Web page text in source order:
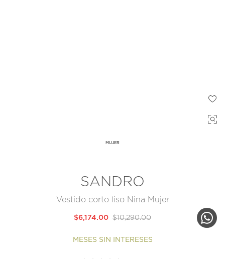
MUJER
SANDRO
Vestido corto liso Nina Mujer
$10,290.00
$6,174.00
MESES SIN INTERESES